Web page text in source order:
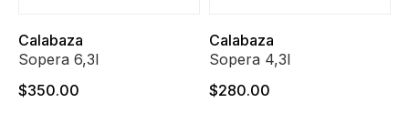
Calabaza
Sopera 6,3l
$350.00
Calabaza
Sopera 4,3l
$280.00